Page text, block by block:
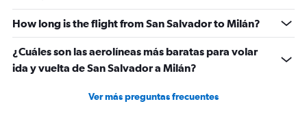
How long is the flight from San Salvador to Milán?
¿Cuáles son las aerolíneas más baratas para volar
ida y vuelta de San Salvador a Milán?
Ver más preguntas frecuentes